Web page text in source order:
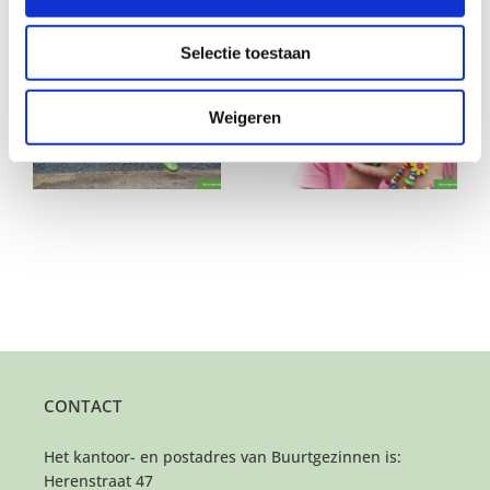
Selectie toestaan
Weigeren
Ben jij een stel (zonder
thuiswonende)
kinderen met tijd voor
Wil jij dit kleintje
en in slaap wiegen?
CONTACT
Het kantoor- en postadres van Buurtgezinnen is:
Herenstraat 47